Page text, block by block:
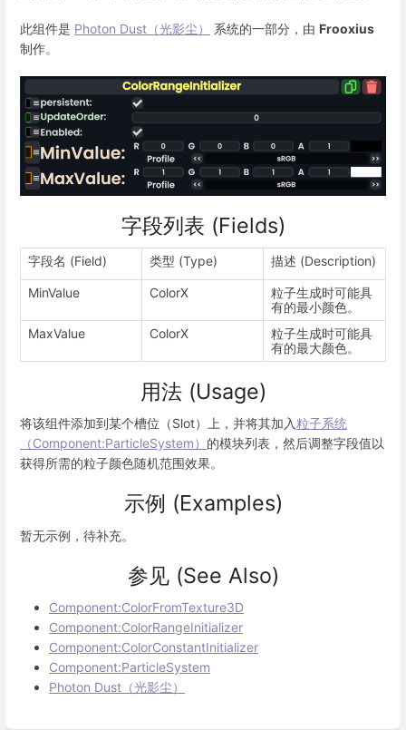
此组件是 Photon Dust（光影尘） 系统的一部分，由 Frooxius
制作。
字段列表 (Fields)
字段名 (Field) 类型 (Type) 描述 (Description)
MinValue ColorX
粒子生成时可能具
有的最小颜色。
MaxValue
ColorX
粒子生成时可能具
有的最大颜色。
用法 (Usage)
将该组件添加到某个槽位（Slot）上，并将其加入粒子系统
（Component:ParticleSystem） 的模块列表，然后调整字段值以
获得所需的粒子颜色随机范围效果。
示例 (Examples)
暂无示例，待补充。
参见 (See Also)
Component:ColorFromTexture3D
Component:ColorRangeInitializer
Component:ColorConstantInitializer
Component:ParticleSystem
Photon Dust（光影尘）